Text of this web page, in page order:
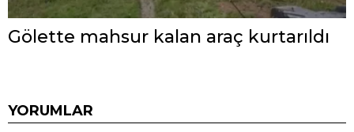
Gölette mahsur kalan araç kurtarıldı
YORUMLAR